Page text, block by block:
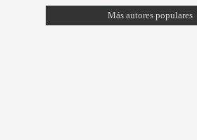
Más autores populares